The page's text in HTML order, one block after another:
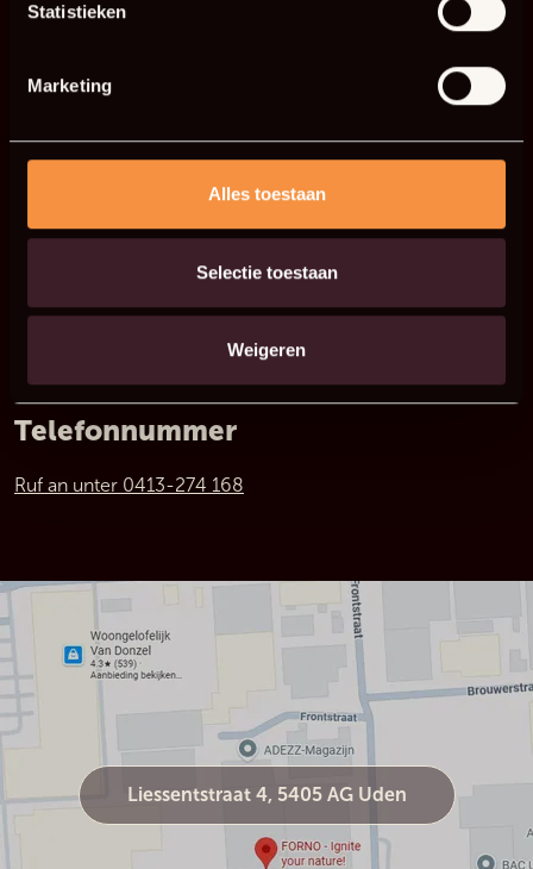
Statistieken
Marketing
Alles toestaan
Selectie toestaan
Weigeren
Telefonnummer
Ruf an unter 0413-274 168
Liessentstraat 4, 5405 AG Uden